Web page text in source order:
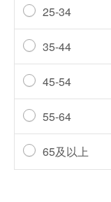
25-34
35-44
45-54
55-64
65及以上